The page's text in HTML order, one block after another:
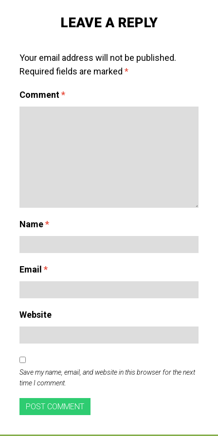
LEAVE A REPLY
Your email address will not be published.
Required fields are marked *
Comment*
Name*
Email *
Website
Save my name, email, and website in this browser for the next
time I comment.